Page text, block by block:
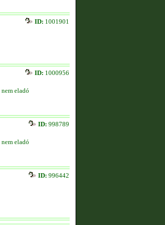
ID: 1001901
ID: 1000956
eladó
ID: 998789
eladó
ID: 996442